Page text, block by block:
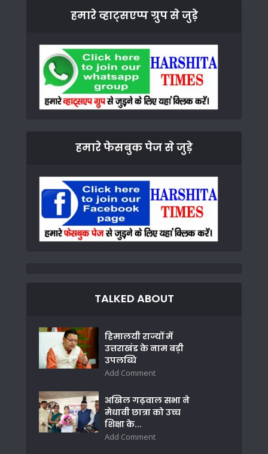
हमारे व्हाट्सएप्प ग्रुप से जुड़े
हमारे फेसबुक पेज से जुड़े
TALKED ABOUT
हिमालयी राज्यों में
उत्तराखंड के नाम बड़ी
उपलब्धि
Add Comment
अखिल गढ़वाल सभा ने
मेधावी छात्रा को उच्च
शिक्षा के...
Add Comment